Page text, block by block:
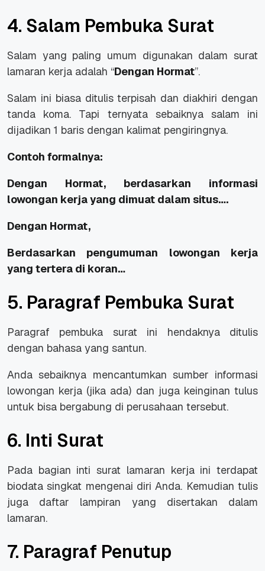
4. Salam Pembuka Surat
Salam yang paling umum digunakan dalam surat
lamaran kerja adalah “Dengan Hormat”.
Salam ini biasa ditulis terpisah dan diakhiri dengan
tanda koma. Tapi ternyata sebaiknya salam ini
dijadikan 1 baris dengan kalimat pengiringnya.
Contoh formalnya:
Dengan Hormat, berdasarkan informasi
lowongan kerja yang dimuat dalam situs….
Dengan Hormat,
Berdasarkan pengumuman lowongan kerja
yang tertera di koran…
5. Paragraf Pembuka Surat
Paragraf pembuka surat ini hendaknya ditulis
dengan bahasa yang santun.
Anda sebaiknya mencantumkan sumber informasi
lowongan kerja (jika ada) dan juga keinginan tulus
untuk bisa bergabung di perusahaan tersebut.
6. Inti Surat
Pada bagian inti surat lamaran kerja ini terdapat
biodata singkat mengenai diri Anda. Kemudian tulis
juga daftar lampiran yang disertakan dalam
lamaran.
7. Paragraf Penutup